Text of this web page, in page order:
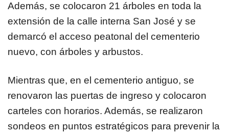
Además, se colocaron 21 árboles en toda la
extensión de la calle interna San José y se
demarcó el acceso peatonal del cementerio
nuevo, con árboles y arbustos.
Mientras que, en el cementerio antiguo, se
renovaron las puertas de ingreso y colocaron
carteles con horarios. Además, se realizaron
sondeos en puntos estratégicos para prevenir la